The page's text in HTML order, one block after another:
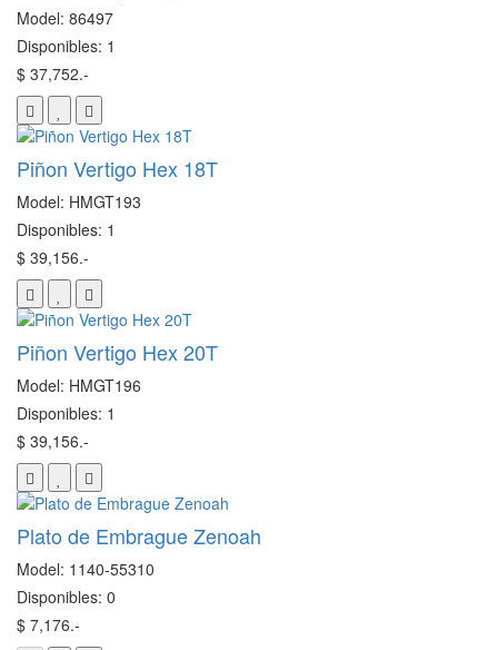
Model: 86497
Disponibles: 1
$ 37,752.-
Piñon Vertigo Hex 18T
Model: HMGT193
Disponibles: 1
$ 39,156.-
Piñon Vertigo Hex 20T
Model: HMGT196
Disponibles: 1
$ 39,156.-
Plato de Embrague Zenoah
Model: 1140-55310
Disponibles: 0
$ 7,176.-